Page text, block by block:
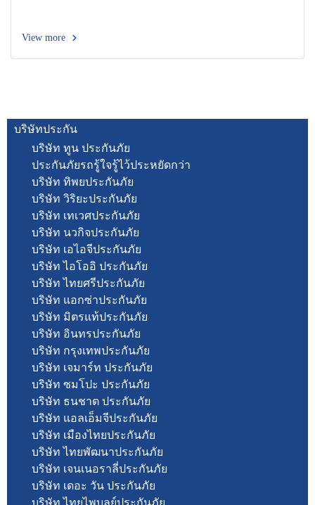
View more
บริษัทประกัน
บริษัท ทูน ประกันภัย
ประกันภัยรถรู้ใจรู้ไว้ประหยัดกว่า
บริษัท ทิพยประกันภัย
บริษัท วิริยะประกันภัย
บริษัท เทเวศประกันภัย
บริษัท นวกิจประกันภัย
บริษัท เอไอจีประกันภัย
บริษัท ไอโออิ ประกันภัย
บริษัท ไทยศรีประกันภัย
บริษัท แอกซ่าประกันภัย
บริษัท มิตรแท้ประกันภัย
บริษัท อินทรประกันภัย
บริษัท กรุงเทพประกันภัย
บริษัท เจมาร์ท ประกันภัย
บริษัท ซมโปะ ประกันภัย
บริษัท ธนชาต ประกันภัย
บริษัท แอลเอ็มจีประกันภัย
บริษัท เมืองไทยประกันภัย
บริษัท ไทยพัฒนาประกันภัย
บริษัท เจนเนอราลี่ประกันภัย
บริษัท เดอะ วัน ประกันภัย